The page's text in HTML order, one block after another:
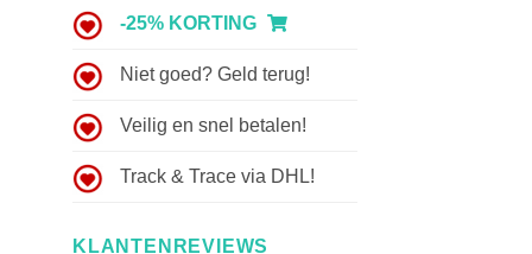
-25% KORTING
Niet goed? Geld terug!
Veilig en snel betalen!
Track & Trace via DHL!
KLANTENREVIEWS